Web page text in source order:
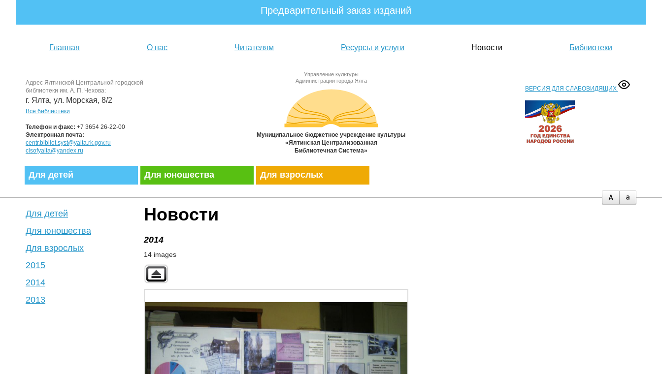
Предварительный заказ изданий
Главная О нас Читателям Ресурсы и услуги Новости Библиотеки
Управление культуры
Администрации города Ялта
Муниципальное бюджетное учреждение культуры
«Ялтинская Централизованная
Библиотечная Система»
Адрес Ялтинской Центральной городской
библиотеки им. А. П. Чехова:
г. Ялта, ул. Морская, 8/2
Все библиотеки
Телефон и факс: +7 3654 26-22-00
Электронная почта:
centr.bibliot.syst@yalta.rk.gov.ru
clsofyalta@yandex.ru
ВЕРСИЯ ДЛЯ СЛАБОВИДЯЩИХ
Для детей Для юношества Для взрослых
Новости
2014
14 images
Для детей
Для юношества
Для взрослых
2015
2014
2013